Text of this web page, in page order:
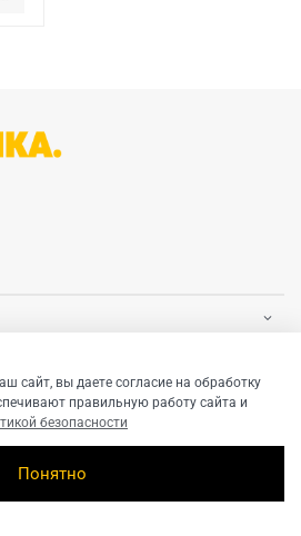
Все права защищены. Любое использование
запрещено.
сайт, вы даете согласие на обработку
правильную работу сайта и
безопасности
Понятно